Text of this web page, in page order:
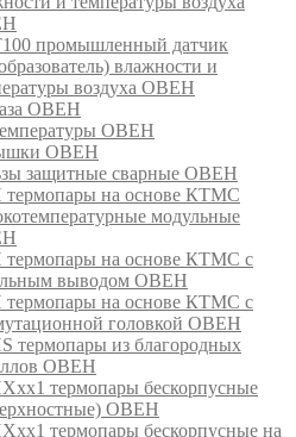
промышленный датчик
влажности и
воздуха ОВЕН
ОВЕН
ОВЕН
ОВЕН
защитные сварные ОВЕН
на основе КТМС
модульные
на основе КТМС с
выводом ОВЕН
на основе КТМС с
головкой ОВЕН
термопары из благородных
ОВЕН
термопары бескорпусные
ОВЕН
термопары бескорпусные на